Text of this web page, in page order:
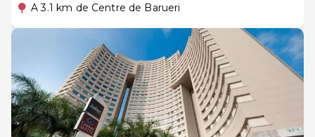
A 3.1 km de Centre de Barueri